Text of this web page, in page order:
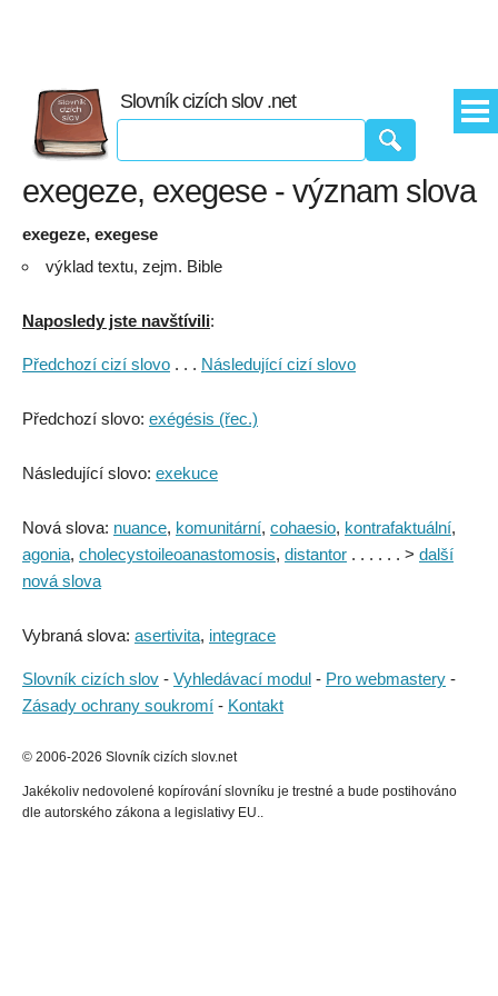
Slovník cizích slov .net
exegeze, exegese - význam slova
exegeze, exegese
výklad textu, zejm. Bible
Naposledy jste navštívili:
Předchozí cizí slovo . . . Následující cizí slovo
Předchozí slovo: exégésis (řec.)
Následující slovo: exekuce
Nová slova: nuance, komunitární, cohaesio, kontrafaktuální,
agonia, cholecystoileoanastomosis, distantor . . . . . . > další
nová slova
Vybraná slova: asertivita, integrace
Slovník cizích slov - Vyhledávací modul - Pro webmastery -
Zásady ochrany soukromí - Kontakt
© 2006-2026 Slovník cizích slov.net
Jakékoliv nedovolené kopírování slovníku je trestné a bude postihováno
dle autorského zákona a legislativy EU..